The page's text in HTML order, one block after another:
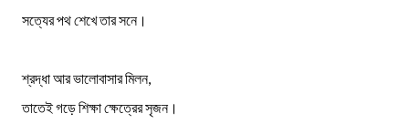
সত্যের পথ শেখে তার সনে।
শ্রদ্ধা আর ভালোবাসার মিলন,
তাতেই গড়ে শিক্ষা ক্ষেত্রের সৃজন।